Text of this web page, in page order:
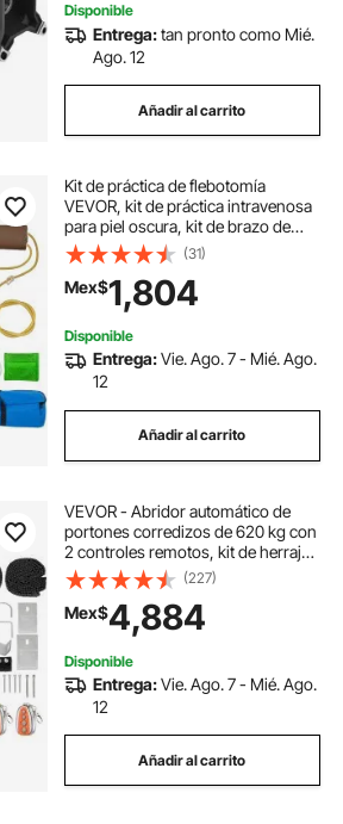
Disponible
Entrega:tan pronto como Mié.
Ago. 12
Añadir al carrito
Kit de práctica de flebotomía
VEVOR, kit de práctica intravenosa
para piel oscura, kit de brazo de
práctica de flebotomía para
aprendizaje de venopunción con
soporte de infusión para
enfermeras y estudiantes de
medicina.
(31)
Mex$1,804
Disponible
Entrega:Vie. Ago. 7 - Mié. Ago.
12
Añadir al carrito
VEVOR - Abridor automático de
portones corredizos de 620 kg con
2 controles remotos, kit de herrajes
para seguridad, velocidad de
movimiento de 13 m/min, motor
eléctrico para portón corredizo de
entrada
(227)
Mex$4,884
Disponible
Entrega:Vie. Ago. 7 - Mié. Ago.
12
Añadir al carrito